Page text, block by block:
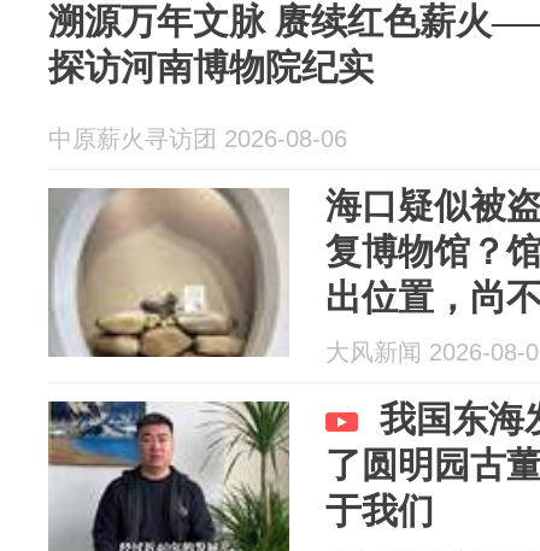
溯源万年文脉 赓续红色薪火
探访河南博物院纪实
中原薪火寻访团 2026-08-06
海口疑似被
复博物馆？
出位置，尚
内展出，目
最终结论
大风新闻 2026-08-
我国东海
了圆明园古
于我们